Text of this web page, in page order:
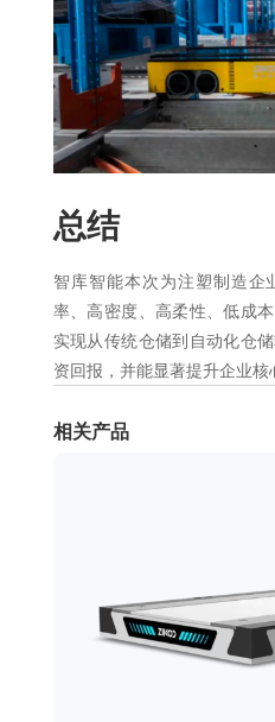
总结
智库智能本次为注塑制造企
率、高密度、高柔性、低成
实现从传统仓储到自动化仓
资回报，并能显著提升企业核
相关产品